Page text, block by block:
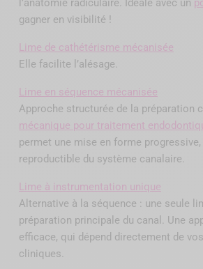
l’anatomie radiculaire. Idéale avec un
gagner en visibilité !
Lime de cathétérisme mécanisée
Elle facilite l’alésage.
Lime en séquence mécanisée
Approche structurée de la préparation
mécanique pour traitement
permet une mise en forme
reproductible du système canalaire.
Lime à instrumentation unique
Alternative à la séquence : une seule
préparation principale du canal. Une
efficace, qui dépend directement de
cliniques.